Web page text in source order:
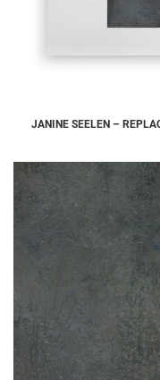
JANINE SEELEN –